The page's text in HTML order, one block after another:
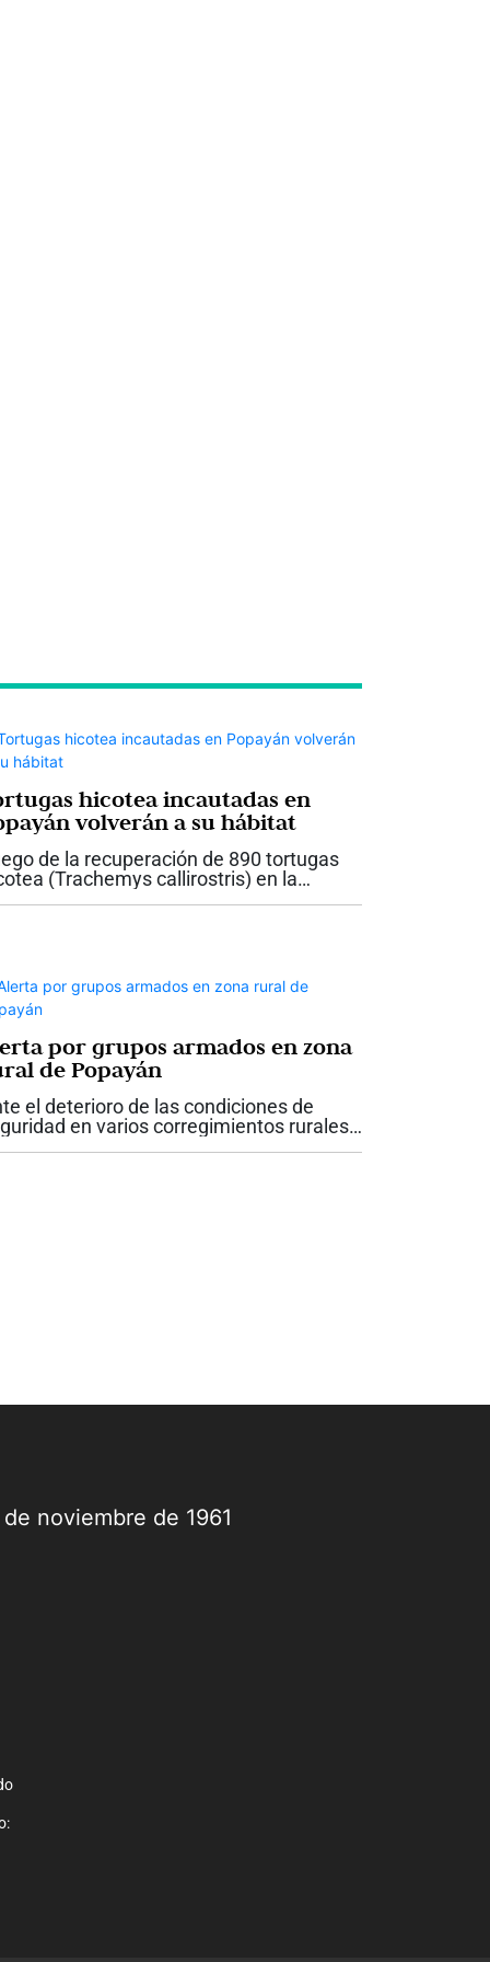
hicotea incautadas en
volverán a su hábitat
de la recuperación de 890 tortugas
(Trachemys callirostris) en la
de Transportes de Popayán
por grupos armados en zona
de Popayán
el deterioro de las condiciones de
en varios corregimientos rurales
Popayán, la Personería de la capital
noviembre de 1961